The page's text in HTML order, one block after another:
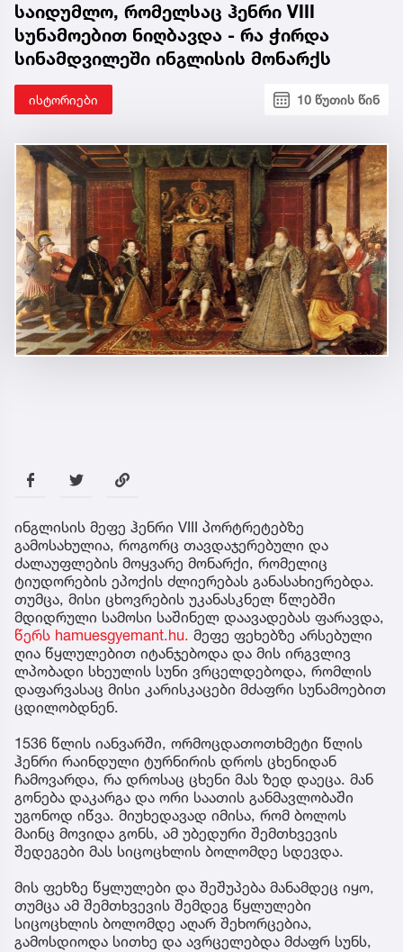
საიდუმლო, რომელსაც ჰენრი VIII
სუნამოებით ნიღბავდა - რა ჭირდა
სინამდვილეში ინგლისის მონარქს
ისტორიები 10 წუთის წინ
ინგლისის მეფე ჰენრი VIII პორტრეტებზე
გამოსახულია, როგორც თავდაჯერებული და
ძალაუფლების მოყვარე მონარქი, რომელიც
ტიუდორების ეპოქის ძლიერებას განასახიერებდა.
თუმცა, მისი ცხოვრების უკანასკნელ წლებში
მდიდრული სამოსი საშინელ დაავადებას ფარავდა,
წერს hamuesgyemant.hu. მეფე ფეხებზე არსებული
ღია წყლულებით იტანჯებოდა და მის ირგვლივ
ლპობადი სხეულის სუნი ვრცელდებოდა, რომლის
დაფარვასაც მისი კარისკაცები მძაფრი სუნამოებით
ცდილობდნენ.
1536 წლის იანვარში, ორმოცდათოთხმეტი წლის
ჰენრი რაინდული ტურნირის დროს ცხენიდან
ჩამოვარდა, რა დროსაც ცხენი მას ზედ დაეცა. მან
გონება დაკარგა და ორი საათის განმავლობაში
უგონოდ იწვა. მიუხედავად იმისა, რომ ბოლოს
მაინც მოვიდა გონს, ამ უბედური შემთხვევის
შედეგები მას სიცოცხლის ბოლომდე სდევდა.
მის ფეხზე წყლულები და შეშუპება მანამდეც იყო,
თუმცა ამ შემთხვევის შემდეგ წყლულები
სიცოცხლის ბოლომდე აღარ შეხორცებია,
გამოსდიოდა სითხე და ავრცელებდა მძაფრ სუნს,